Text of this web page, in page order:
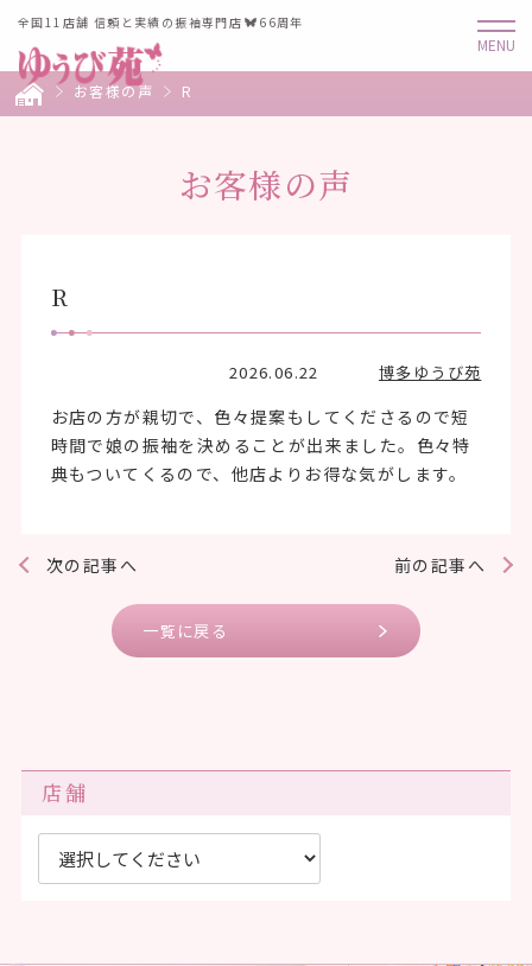
全国11店舗 信頼と実績の振袖専門店 66周年
お客様の声 R
お客様の声
R
2026.06.22 博多ゆうび苑
お店の方が親切で、色々提案もしてくださるので短
時間で娘の振袖を決めることが出来ました。色々特
典もついてくるので、他店よりお得な気がします。
前の記事へ
次の記事へ
一覧に戻る
店舗